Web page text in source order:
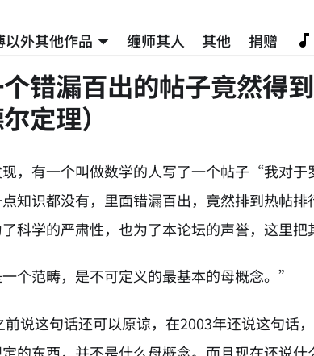
以外其他作品 缠师其人 其他 捐赠
错漏百出的帖子竟然得
定理）
，有一个叫做数学的人写了一个帖子“我对
知识都没有，里面错漏百出，竟然排到热帖
科学的严肃性，也为了本论坛的声誉，这里把
个范畴，是不可定义的最基本的母概念。”
说这句话还可以原谅，在2003年还说这句话
的东西，并不是什么母概念。而且现在还说